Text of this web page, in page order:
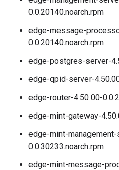
0.0.20140.noarch.rpm
edge-message-
0.0.20140.noarch.rpm
edge-postgres-server-
edge-qpid-server-
edge-router-4.50.00-
edge-mint-gateway-
edge-mint-
0.0.30233.noarch.rpm
edge-mint-message-